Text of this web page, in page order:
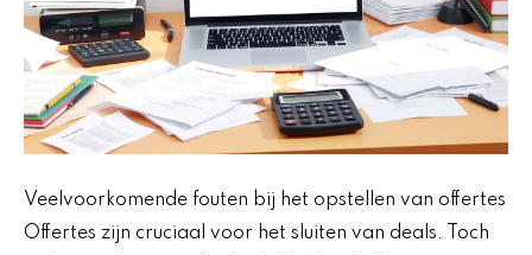
Veelvoorkomende fouten bij het opstellen van offertes
Offertes zijn cruciaal voor het sluiten van deals. Toch